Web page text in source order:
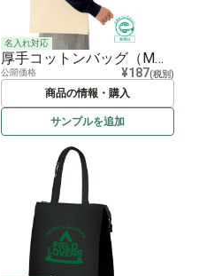
名入れ対応
厚手コットンバッグ（M）ナチュラル
公開価格 ¥187(税別)
商品の情報・購入
サンプルを追加